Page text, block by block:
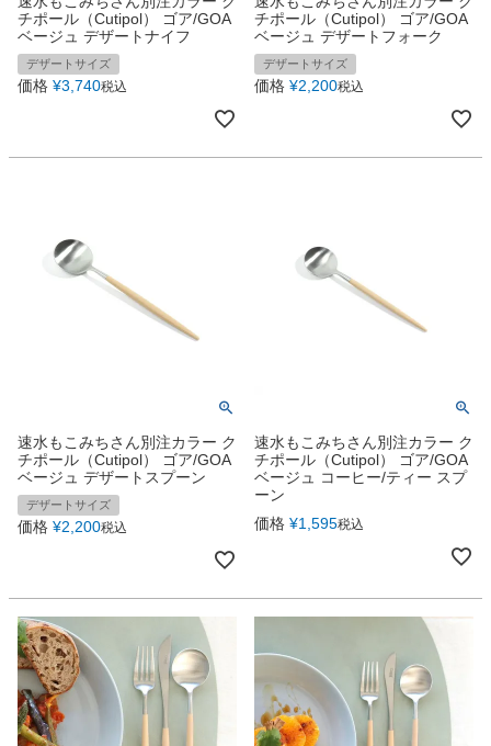
チポール（Cutipol） ゴア/GOA
ベージュ デザートナイフ
デザートサイズ
価格 ¥3,740税込
チポール（Cutipol） ゴア/GOA
ベージュ デザートフォーク
デザートサイズ
価格 ¥2,200税込
速水もこみちさん別注カラー ク
チポール（Cutipol） ゴア/GOA
ベージュ デザートスプーン
デザートサイズ
価格 ¥2,200税込
速水もこみちさん別注カラー ク
チポール（Cutipol） ゴア/GOA
ベージュ コーヒー/ティー スプ
ーン
価格 ¥1,595税込